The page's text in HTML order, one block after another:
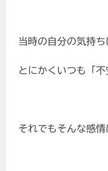
当時の自分の気持ち
とにかくいつも「不
それでもそんな感情